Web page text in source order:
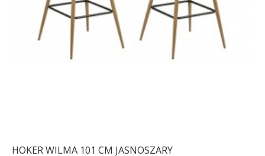
HOKER WILMA 101 CM JASNOSZARY